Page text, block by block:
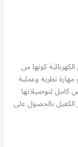
كونها من
نظرية وعملية
كامل لتوصيلاتها
الكفيل بالحصول على